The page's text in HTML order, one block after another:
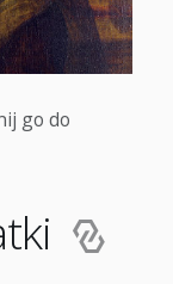
go do